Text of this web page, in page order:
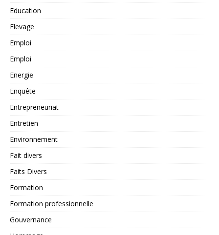
Education
Elevage
Emploi
Emploi
Energie
Enquête
Entrepreneuriat
Entretien
Environnement
Fait divers
Faits Divers
Formation
Formation professionnelle
Gouvernance